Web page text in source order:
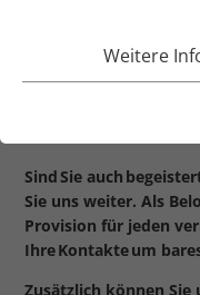
Weitere
IHRE
GOLD
SICHERN SIE
Sind Sie auch
Sie uns weiter. Als
Provision für jeden
Ihre Kontakte um
Zusätzlich können